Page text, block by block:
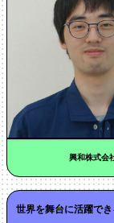
興和株式会
世界を舞台に活躍で